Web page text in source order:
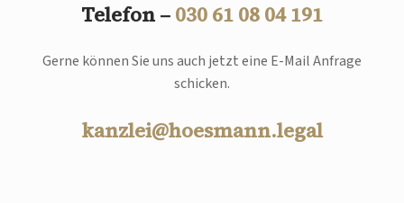
Telefon – 030 61 08 04 191
Gerne können Sie uns auch jetzt eine E-Mail Anfrage
schicken.
kanzlei@hoesmann.legal